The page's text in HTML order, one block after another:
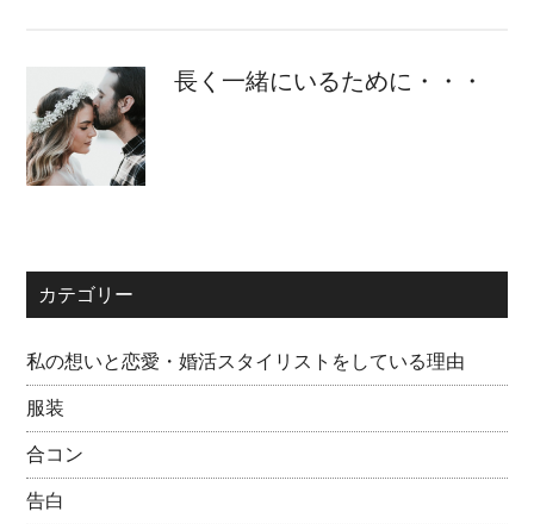
長く一緒にいるために・・・
カテゴリー
私の想いと恋愛・婚活スタイリストをしている理由
服装
合コン
告白